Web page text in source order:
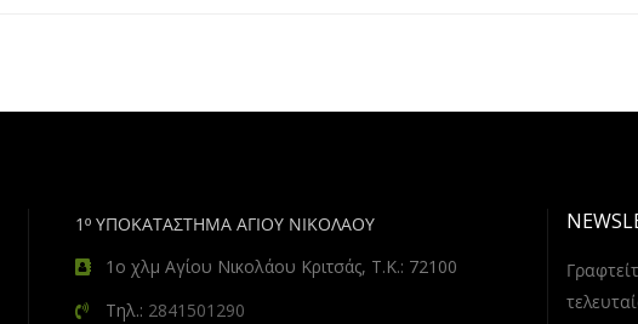
1º ΥΠΟΚΑΤΑΣΤΗΜΑ ΑΓΙΟΥ ΝΙΚΟΛΑΟΥ
1ο χλμ Αγίου Νικολάου Κριτσάς, Τ.Κ.: 72100
Τηλ.: 2841501290